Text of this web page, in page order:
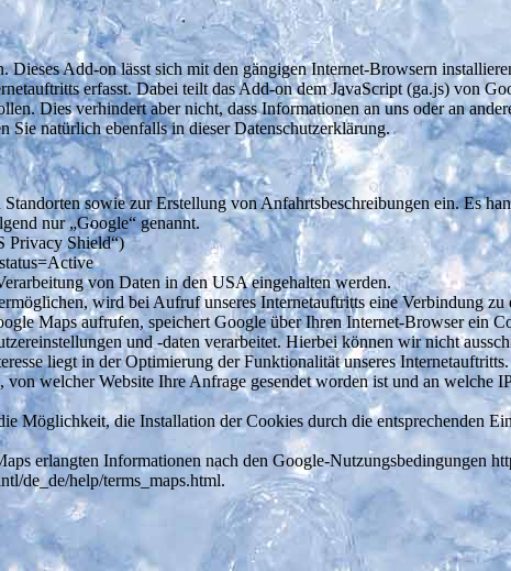
Add-on lässt sich mit den gängigen Internet-Browsern
erfasst. Dabei teilt das Add-on dem JavaScript (ga.js) von
Dies verhindert aber nicht, dass Informationen an uns oder an
Sie natürlich ebenfalls in dieser Datenschutzerklärung.
sowie zur Erstellung von Anfahrtsbeschreibungen ein. Es
nur „Google“ genannt.
Privacy Shield“)
von Daten in den USA eingehalten werden.
wird bei Aufruf unseres Internetauftritts eine Verbindung
Maps aufrufen, speichert Google über Ihren Internet-Browser ein
und -daten verarbeitet. Hierbei können wir nicht
liegt in der Optimierung der Funktionalität unseres Internetauftritts.
welcher Website Ihre Anfrage gesendet worden ist und an welche
Möglichkeit, die Installation der Cookies durch die entsprechenden
erlangten Informationen nach den Google-Nutzungsbedingungen
de_de/help/terms_maps.html.